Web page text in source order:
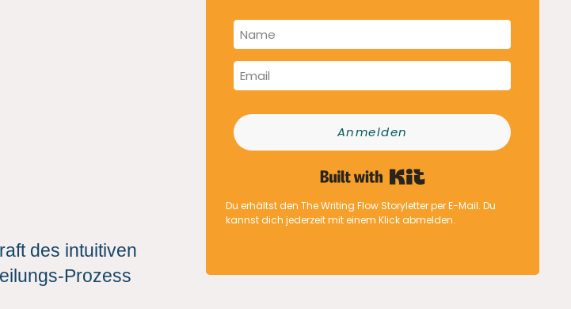
des intuitiven
Prozess
Anmelden
Du erhältst den The Writing Flow Storyletter per E-Mail. Du
kannst dich jederzeit mit einem Klick abmelden.